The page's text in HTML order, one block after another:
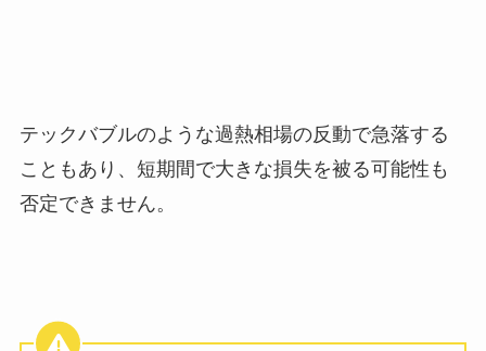
テックバブルのような過熱相場の反動で急落する
こともあり、短期間で大きな損失を被る可能性も
否定できません。